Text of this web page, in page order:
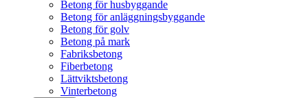
Betong för husbyggande
Betong för anläggningsbyggande
Betong för golv
Betong på mark
Fabriksbetong
Fiberbetong
Lättviktsbetong
Vinterbetong